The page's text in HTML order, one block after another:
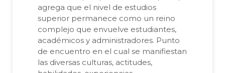
agrega que el nivel de estudios
superior permanece como un reino
complejo que envuelve estudiantes,
académicos y administradores. Punto
de encuentro en el cual se manifiestan
las diversas culturas, actitudes,